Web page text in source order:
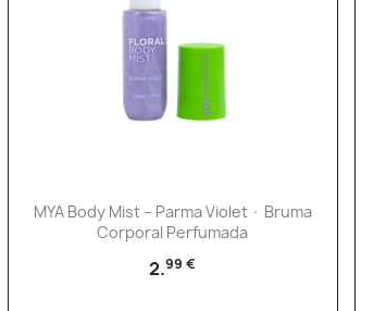
Vista rápida
MYA Body Mist – Parma Violet · Bruma
Corporal Perfumada
2.99 €